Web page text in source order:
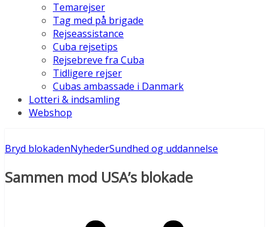
Temarejser
Tag med på brigade
Rejseassistance
Cuba rejsetips
Rejsebreve fra Cuba
Tidligere rejser
Cubas ambassade i Danmark
Lotteri & indsamling
Webshop
Bryd blokadenNyhederSundhed og uddannelse
Sammen mod USA’s blokade